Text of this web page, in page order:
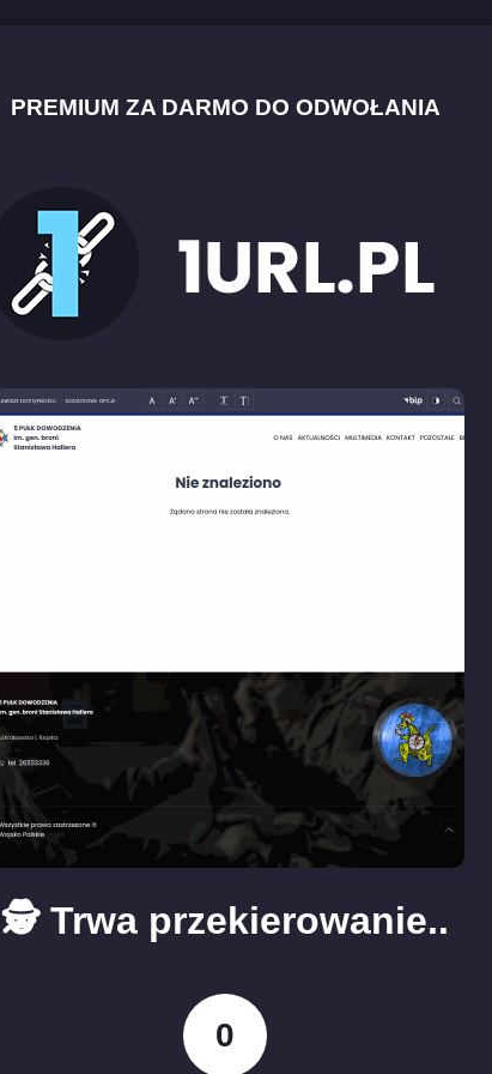
PREMIUM ZA DARMO DO ODWOŁANIA
🕵️ Trwa przekierowanie..
0